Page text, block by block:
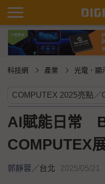
科技網 產業 光電．顯
AI賦能日常
COMPUTEX
郭靜蓉／台北 2025/05/21